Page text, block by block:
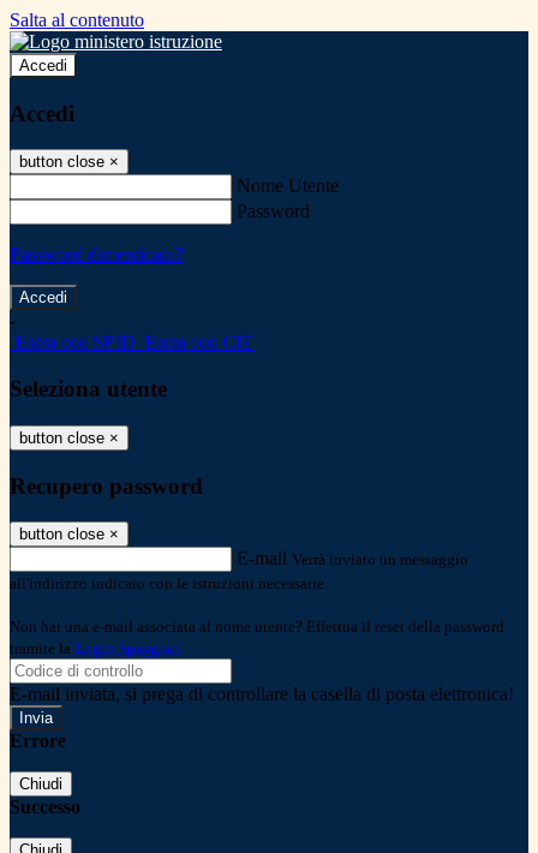
Salta al contenuto
Accedi
Accedi
button close ×
Nome Utente
Password
Password dimenticata?
-
Entra con SPID Entra con CIE
Seleziona utente
button close ×
Recupero password
button close ×
E-mail Verrà inviato un messaggio
all'indirizzo indicato con le istruzioni necessarie.
Non hai una e-mail associata al nome utente? Effettua il reset della password
tramite la Login Spaggiari
E-mail inviata, si prega di controllare la casella di posta elettronica!
Errore
Chiudi
Successo